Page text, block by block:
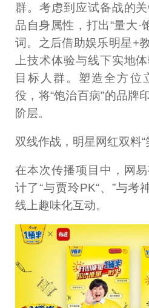
群。考虑到应试备战的
品自身属性，打出“量大·
词。之后借助娱乐明星+
上技术体验与线下实地
目标人群。塑造全方位
役，将“饱治百病”的品牌
阶层。
双线作战，明星网红双料“
在本次传播项目中，网
计了“与贾玲PK“、”与考
线上趣味化互动。